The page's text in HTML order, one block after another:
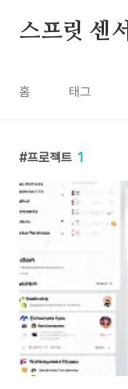
스프릿 센서
홈 태그
프로젝트 1